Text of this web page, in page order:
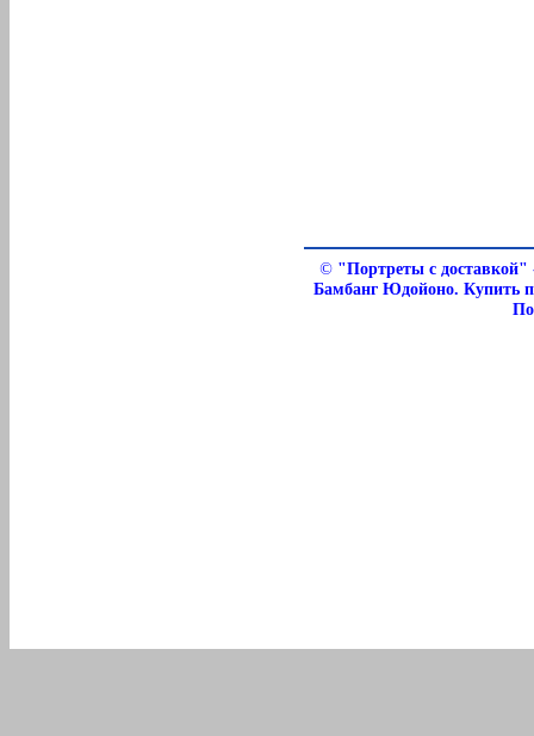
© "Портреты с доставкой"
Бамбанг Юдойоно. Купить